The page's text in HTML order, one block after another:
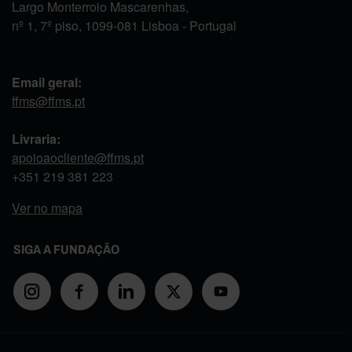
Largo Monterroio Mascarenhas,
nº 1, 7º piso, 1099-081 Lisboa - Portugal
Email geral:
ffms@ffms.pt
Livraria:
apoioaocliente@ffms.pt
+351 219 381 223
Ver no mapa
SIGA A FUNDAÇÃO